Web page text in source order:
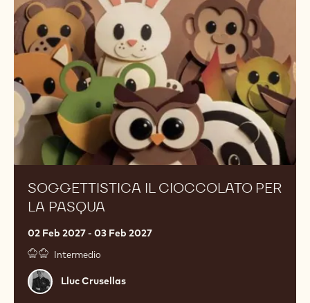
SOGGETTISTICA IL CIOCCOLATO PER
LA PASQUA
02 Feb 2027 - 03 Feb 2027
Intermedio
Lluc
Crusellas
Lluc Crusellas
per
la
Pasqua